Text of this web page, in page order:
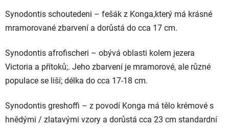
Synodontis schoutedeni – fešák z Konga,který má krásné
mramorované zbarvení a dorůstá do cca 17 cm.
Synodontis afrofischeri – obývá oblasti kolem jezera
Victoria a přítoků;. Jeho zbarvení je mramorové, ale různé
populace se liší; délka do cca 17-18 cm.
Synodontis greshoffi – z povodí Konga má tělo krémové s
hnědými / zlatavými vzory a dorůstá cca 23 cm standardní